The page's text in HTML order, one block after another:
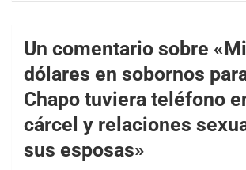
Un comentario sobre «
dólares en sobornos
Chapo tuviera teléfono
cárcel y relaciones
sus esposas»